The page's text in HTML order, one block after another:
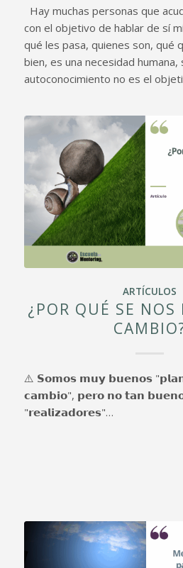
Hay muchas personas que
con el objetivo de hablar de sí
qué les pasa, quienes son, qué
bien, es una necesidad humana,
autoconocimiento no es el
ARTÍCULOS
¿POR QUÉ SE NOS
⚠️ 𝗦𝗼𝗺𝗼𝘀 𝗺𝘂𝘆 𝗯𝘂𝗲𝗻𝗼𝘀
𝗰𝗮𝗺𝗯𝗶𝗼", 𝗽𝗲𝗿𝗼 𝗻𝗼 𝘁𝗮𝗻
"𝗿𝗲𝗮𝗹𝗶𝘇𝗮𝗱𝗼𝗿𝗲𝘀"…